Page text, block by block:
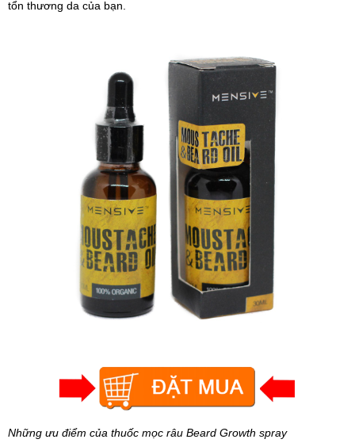
tổn thương da của bạn.
Những ưu điểm của thuốc mọc râu Beard Growth spray